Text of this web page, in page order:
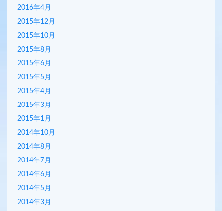
2016年4月
2015年12月
2015年10月
2015年8月
2015年6月
2015年5月
2015年4月
2015年3月
2015年1月
2014年10月
2014年8月
2014年7月
2014年6月
2014年5月
2014年3月